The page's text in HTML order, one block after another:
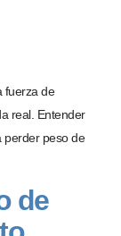
fuerza de
real. Entender
perder peso de
de